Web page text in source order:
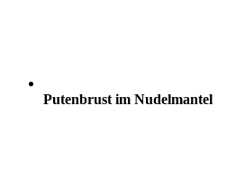
Putenbrust im Nudelmantel